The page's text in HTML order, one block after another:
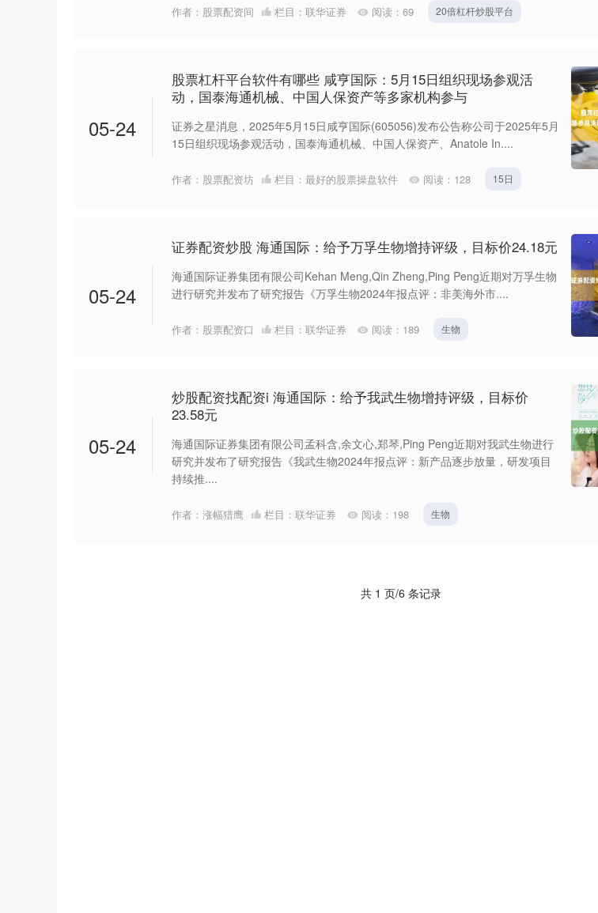
作者：股票配资间 栏目： 联华证券 阅读： 69 20倍杠杆炒股平台
05-24
股票杠杆平台软件有哪些 咸亨国际：5月15日组织现场参观活
动，国泰海通机械、中国人保资产等多家机构参与
证券之星消息，2025年5月15日咸亨国际(605056)发布公告称公司于2025年5月
15日组织现场参观活动，国泰海通机械、中国人保资产、Anatole In....
作者：股票配资坊 栏目： 最好的股票操盘软件 阅读： 128 15日
05-24
证券配资炒股 海通国际：给予万孚生物增持评级，目标价24.18元
海通国际证券集团有限公司Kehan Meng,Qin Zheng,Ping Peng近期对万孚生物
进行研究并发布了研究报告《万孚生物2024年报点评：非美海外市....
作者：股票配资口 栏目： 联华证券 阅读： 189 生物
05-24
炒股配资找配资i 海通国际：给予我武生物增持评级，目标价
23.58元
海通国际证券集团有限公司孟科含,余文心,郑琴,Ping Peng近期对我武生物进行
研究并发布了研究报告《我武生物2024年报点评：新产品逐步放量，研发项目
持续推....
作者：涨幅猎鹰 栏目： 联华证券 阅读： 198 生物
共 1 页/6 条记录